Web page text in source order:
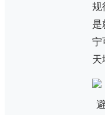
规
是
宁
天